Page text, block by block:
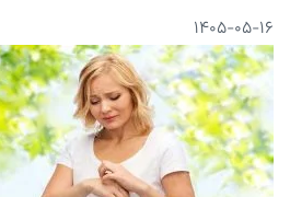
۱۴۰۵-۰۵-۱۶